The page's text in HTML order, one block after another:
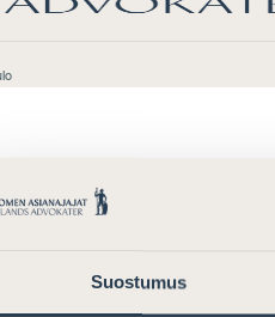
Suostumus
täynnä
ei löytynyt